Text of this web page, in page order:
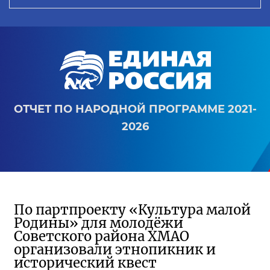
ОТЧЕТ ПО НАРОДНОЙ ПРОГРАММЕ 2021-
2026
По партпроекту «Культура малой
Родины» для молодёжи
Советского района ХМАО
организовали этнопикник и
исторический квест